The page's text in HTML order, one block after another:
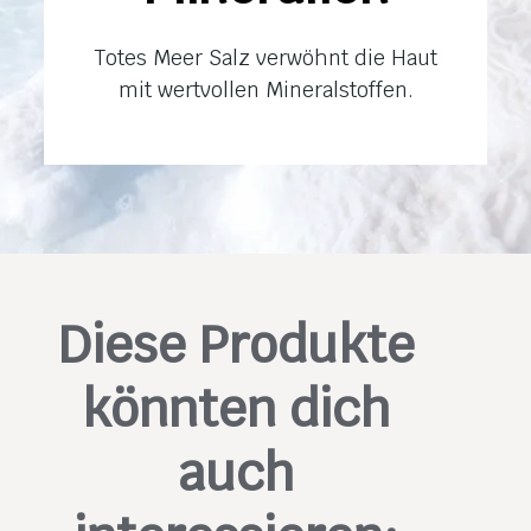
Totes Meer Salz verwöhnt die Haut
mit wertvollen Mineralstoffen.
Diese Produkte
könnten dich
auch